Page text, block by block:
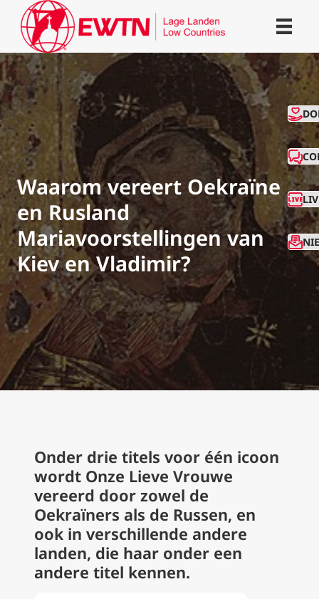
Waarom vereert Oekraïne
en Rusland
Mariavoorstellingen van
Kiev en Vladimir?
Onder drie titels voor één icoon
wordt Onze Lieve Vrouwe
vereerd door zowel de
Oekraïners als de Russen, en
ook in verschillende andere
landen, die haar onder een
andere titel kennen.